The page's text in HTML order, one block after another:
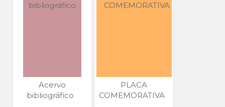
Acervo
bibliográfico
PLACA
COMEMORATIVA